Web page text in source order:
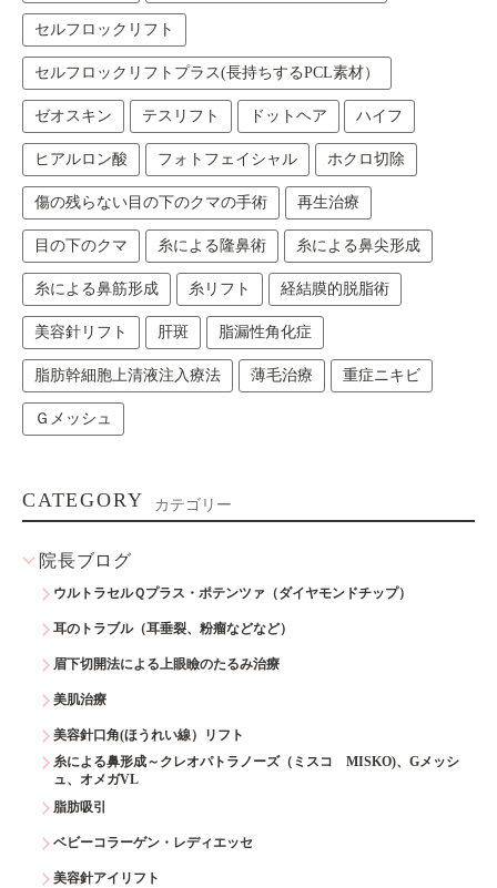
セルフロックリフト
セルフロックリフトプラス(長持ちするPCL素材）
ゼオスキン テスリフト ドットヘア ハイフ
ヒアルロン酸 フォトフェイシャル ホクロ切除
傷の残らない目の下のクマの手術 再生治療
目の下のクマ 糸による隆鼻術 糸による鼻尖形成
糸による鼻筋形成 糸リフト 経結膜的脱脂術
美容針リフト 肝斑 脂漏性角化症
脂肪幹細胞上清液注入療法 薄毛治療 重症ニキビ
Ｇメッシュ
CATEGORY カテゴリー
院長ブログ
ウルトラセルＱプラス・ポテンツァ（ダイヤモンドチップ）
耳のトラブル（耳垂裂、粉瘤などなど）
眉下切開法による上眼瞼のたるみ治療
美肌治療
美容針口角(ほうれい線）リフト
糸による鼻形成～クレオパトラノーズ（ミスコ MISKO)、Gメッシ
ュ、オメガVL
脂肪吸引
ベビーコラーゲン・レディエッセ
美容針アイリフト